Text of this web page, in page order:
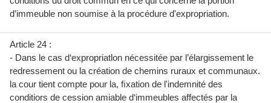
d’immeuble non soumise à la procédure d'expropriation.
Article 24 :
- Dans le cas d‘expropriatlon nécessitée par l’élargissement le
redressement ou la création de chemins ruraux et communaux.
la cour tient compte pour la, ﬁxation de l'indemnité des
conditiors de cession amiable d‘immeubles affectés par la